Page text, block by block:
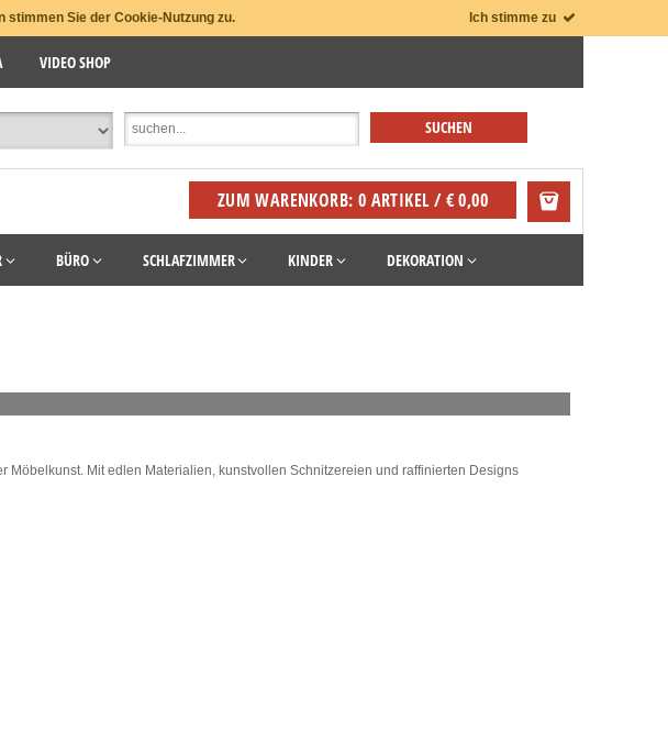
stimmen Sie der Cookie-Nutzung zu. Ich stimme zu
VIDEO SHOP
ZUM WARENKORB: 0 ARTIKEL / € 0,00
BÜRO SCHLAFZIMMER KINDER DEKORATION
Mit edlen Materialien, kunstvollen Schnitzereien und raffinierten Designs